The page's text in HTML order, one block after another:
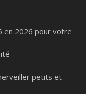
en 2026 pour votre
petits et